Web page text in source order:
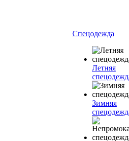
Спецодежда
Летняя
Зимняя